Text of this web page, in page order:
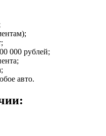
000 рублей;
авто.